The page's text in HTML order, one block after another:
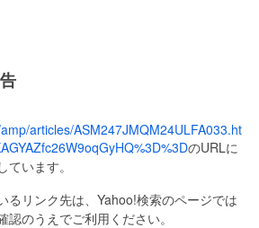
articles/ASM247JMQM24ULFA033.ht
のURLに
ています。
るリンク先は、Yahoo!検索のページでは
のうえでご利用ください。